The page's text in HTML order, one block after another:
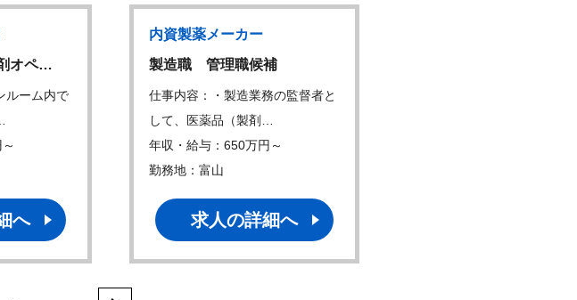
オペ…
ルーム内で
へ
内資製薬メーカー
製造職 管理職候補
仕事内容：・製造業務の監督者と
して、医薬品（製剤…
年収・給与：650万円～
勤務地：富山
求人の詳細へ